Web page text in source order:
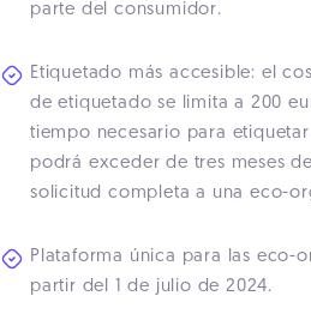
parte del consumidor.
Etiquetado más accesible: el
de etiquetado se limita a 200
tiempo necesario para
podrá exceder de tres meses
solicitud completa a una eco-
Plataforma única para las eco-
partir del 1 de julio de 2024.